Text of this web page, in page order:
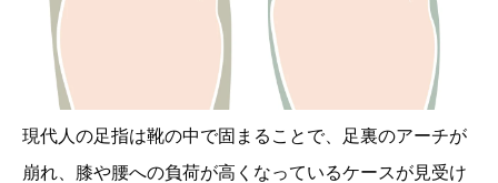
現代人の足指は靴の中で固まることで、足裏のアーチが
崩れ、膝や腰への負荷が高くなっているケースが見受け